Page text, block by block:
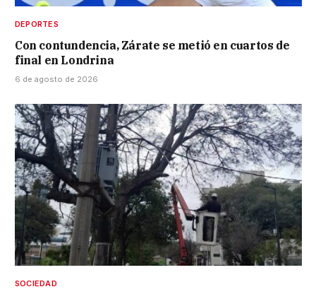
DEPORTES
Con contundencia, Zárate se metió en cuartos de
final en Londrina
6 de agosto de 2026
SOCIEDAD